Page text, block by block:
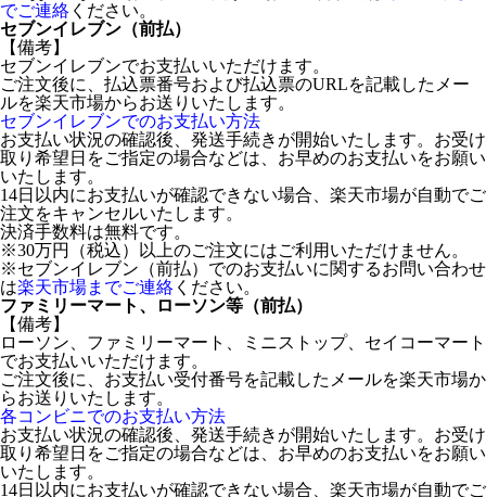
でご連絡 ください。
セブンイレブン（前払）
【備考】
セブンイレブンでお支払いいただけます。
ご注文後に、払込票番号および払込票のURLを記載したメー
ルを楽天市場からお送りいたします。
セブンイレブンでのお支払い方法
お支払い状況の確認後、発送手続きが開始いたします。お受け
取り希望日をご指定の場合などは、お早めのお支払いをお願い
いたします。
14日以内にお支払いが確認できない場合、楽天市場が自動でご
注文をキャンセルいたします。
決済手数料は無料です。
※30万円（税込）以上のご注文にはご利用いただけません。
※セブンイレブン（前払）でのお支払いに関するお問い合わせ
は楽天市場までご連絡 ください。
ファミリーマート、ローソン等（前払）
【備考】
ローソン、ファミリーマート、ミニストップ、セイコーマート
でお支払いいただけます。
ご注文後に、お支払い受付番号を記載したメールを楽天市場か
らお送りいたします。
各コンビニでのお支払い方法
お支払い状況の確認後、発送手続きが開始いたします。お受け
取り希望日をご指定の場合などは、お早めのお支払いをお願い
いたします。
14日以内にお支払いが確認できない場合、楽天市場が自動でご